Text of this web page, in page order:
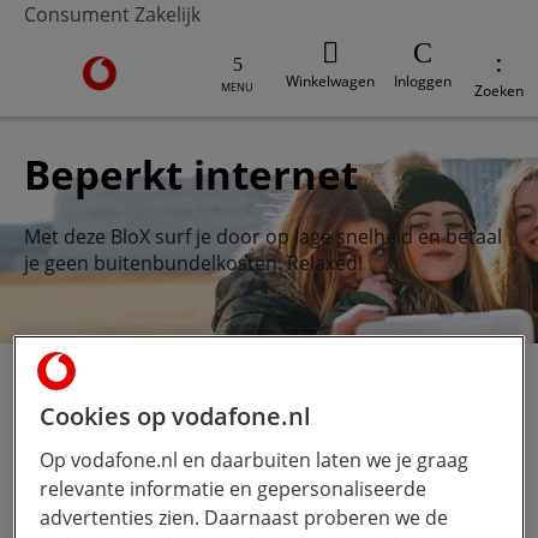
Consument Zakelijk
Ga naar de Vodafone homepage
MENU Winkelwagen Inloggen Zoeken
Beperkt internet
Met deze BloX surf je door op lage snelheid en betaal
je geen buitenbundelkosten. Relaxed!
Abonnement Blox Beperkt-internet
Zo werkt het
Cookies op vodafone.nl
Op vodafone.nl en daarbuiten laten we je graag
relevante informatie en gepersonaliseerde
advertenties zien. Daarnaast proberen we de